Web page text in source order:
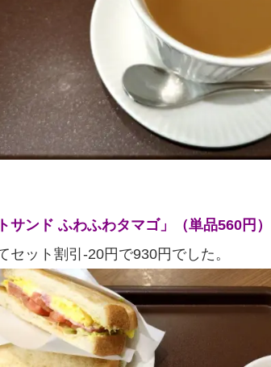
サンド ふわふわタマゴ」（単品560円）
セット割引-20円で930円でした。